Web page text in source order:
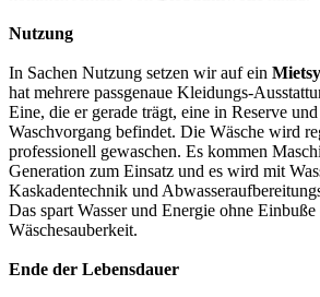
Nutzung
In Sachen Nutzung setzen wir auf ein
hat mehrere passgenaue Kleidungs-
Eine, die er gerade trägt, eine in Reserve
Waschvorgang befindet. Die Wäsche wird
professionell gewaschen. Es kommen
Generation zum Einsatz und es wird mit
Kaskadentechnik und
Das spart Wasser und Energie ohne
Wäschesauberkeit.
Ende der Lebensdauer